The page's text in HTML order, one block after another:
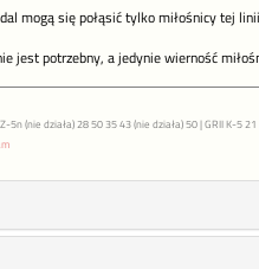
mogą się połąsić tylko miłośnicy tej
jest potrzebny, a jedynie wierność
(nie działa) 28 50 35 43 (nie działa) 50 | GRII K-5 21